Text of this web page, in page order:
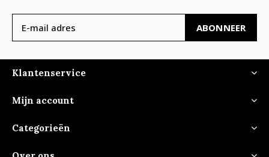
ABONNEER
Klantenservice
Mijn account
Categorieën